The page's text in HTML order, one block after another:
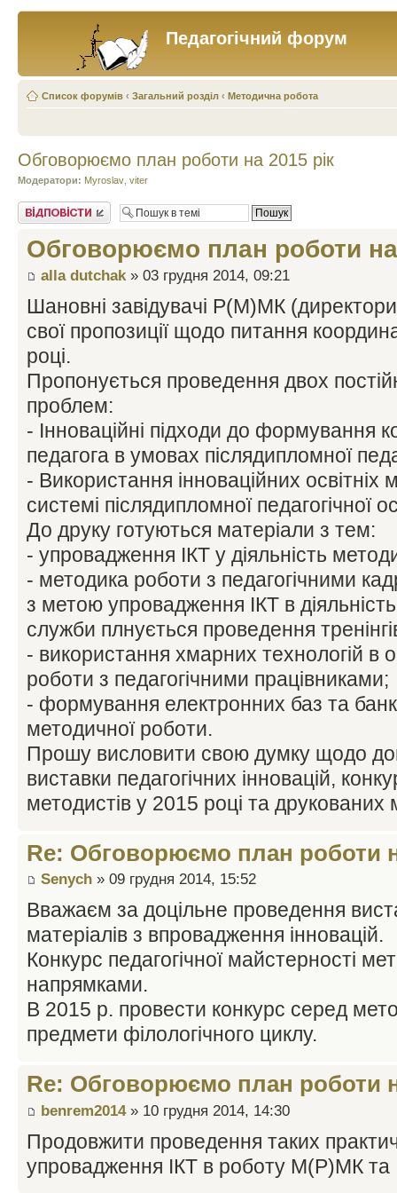
Педагогічний форум
Список форумів ‹ Загальний розділ ‹ Методична робота
Обговорюємо план роботи на 2015 рік
Модератори: Myroslav viter
Відповісти
Обговорюємо план роботи на
alla dutchak » 03 грудня 2014, 09:21
Шановні завідувачі Р(М)МК
свої пропозиції щодо питання
році.
Пропонується проведення двох
проблем:
- Інноваційні підходи до формування
педагога в умовах післядипломної
- Використання інноваційних освітніх
системі післядипломної педагогічної
До друку готуються матеріали з тем:
- упровадження ІКТ у діяльність
- методика роботи з педагогічними
з метою упровадження ІКТ в
служби плнується проведення
- використання хмарних технологій в
роботи з педагогічними працівниками;
- формування електронних баз та
методичної роботи.
Прошу висловити свою думку щодо
виставки педагогічних інновацій,
методистів у 2015 році та друкованих
Re: Обговорюємо план роботи
Senych » 09 грудня 2014, 15:52
Вважаєм за доцільне проведення
матеріалів з впровадження інновацій.
Конкурс педагогічної майстерності
напрямками.
В 2015 р. провести конкурс серед
предмети філологічного циклу.
Re: Обговорюємо план роботи
benrem2014» 10 грудня 2014, 14:30
Продовжити проведення таких
упровадження ІКТ в роботу М(Р)МК та